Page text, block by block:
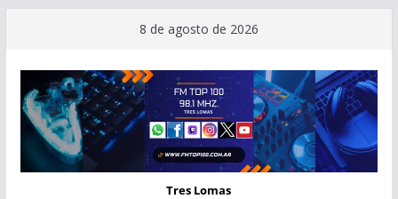
contenido
8 de agosto de 2026
Tres Lomas